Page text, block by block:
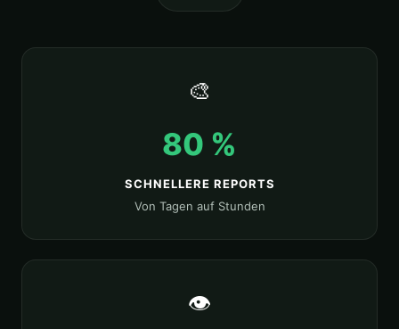
🎨
80 %
SCHNELLERE REPORTS
Von Tagen auf Stunden
👁️